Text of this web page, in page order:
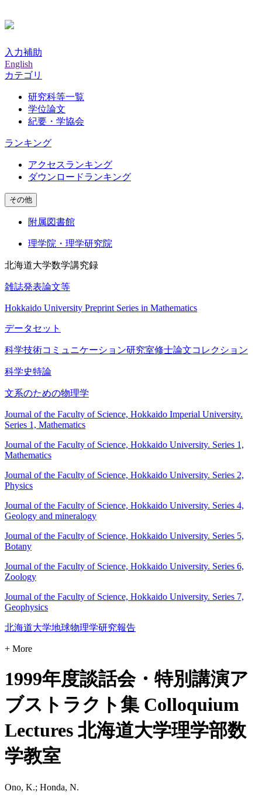
入力補助
English
カテゴリ
研究科等一覧
学位論文
紀要・学協会
ランキング
アクセスランキング
ダウンロードランキング
その他
附属図書館
理学院・理学研究院
北海道大学数学講究録
雑誌発表論文等
Hokkaido University Preprint Series in Mathematics
データセット
科学技術コミュニケーション研究室修士論文コレクション
科学史特論
文系のための物理学
Journal of the Faculty of Science, Hokkaido Imperial University.
Series 1, Mathematics
Journal of the Faculty of Science, Hokkaido University. Series 1,
Mathematics
Journal of the Faculty of Science, Hokkaido University. Series 2,
Physics
Journal of the Faculty of Science, Hokkaido University. Series 4,
Geology and mineralogy
Journal of the Faculty of Science, Hokkaido University. Series 5,
Botany
Journal of the Faculty of Science, Hokkaido University. Series 6,
Zoology
Journal of the Faculty of Science, Hokkaido University. Series 7,
Geophysics
北海道大学地球物理学研究報告
+ More
1999年度談話会・特別講演ア
ブストラクト集 Colloquium
Lectures 北海道大学理学部数
学教室
Ono, K.; Honda, N.